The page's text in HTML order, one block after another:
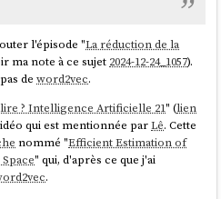
l'épisode "La réduction de la
ma note à ce sujet 2024-12-24_1057).
deword2vec.
? Intelligence Artificielle 21" (lien
qui est mentionnée parLê. Cette
nommé "Efficient Estimation of
" qui, d'après ce que j'ai
.